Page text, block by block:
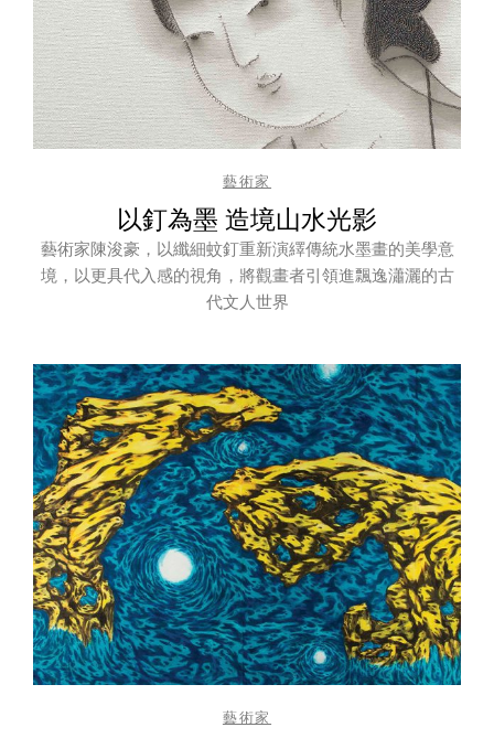
藝術家
以釘為墨 造境山水光影
藝術家陳浚豪，以纖細蚊釘重新演繹傳統水墨畫的美學意
境，以更具代入感的視角，將觀畫者引領進飄逸瀟灑的古
代文人世界
藝術家